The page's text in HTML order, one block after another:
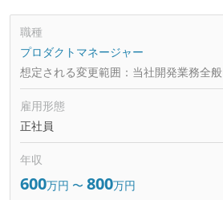
職種
プロダクトマネージャー
想定される変更範囲： 当社開発業務全般
雇用形態
正社員
年収
600万円 〜 800万円